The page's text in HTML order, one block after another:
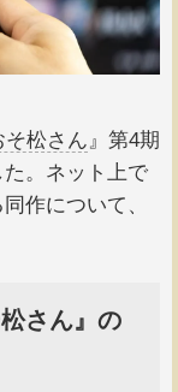
そ松さん』第4期
た。ネット上で
作について、
さん』の